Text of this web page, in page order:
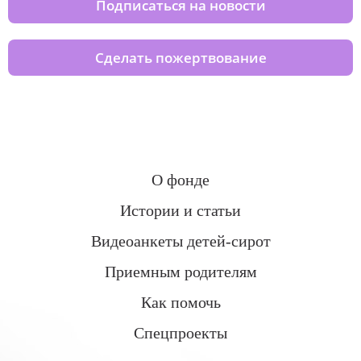
Подписаться на новости
Сделать пожертвование
О фонде
Истории и статьи
Видеоанкеты детей-сирот
Приемным родителям
Как помочь
Спецпроекты